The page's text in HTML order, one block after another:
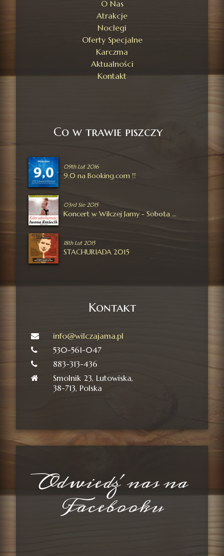
O Nas
Atrakcje
Noclegi
Oferty Specjalne
Karczma
Aktualności
Kontakt
Co w trawie piszczy
09th Lut 2016
9.0 na Booking.com !!
03rd Sie 2015
Koncert w Wilczej Jamy - Sobota 26-09-2015
18th Lut 2015
STACHURIADA 2015
Kontakt
info@wilczajama.pl
530-561-047
883-313-436
Smolnik 23, Lutowiska,
38-713, Polska
Odwiedź nas na
Facebooku